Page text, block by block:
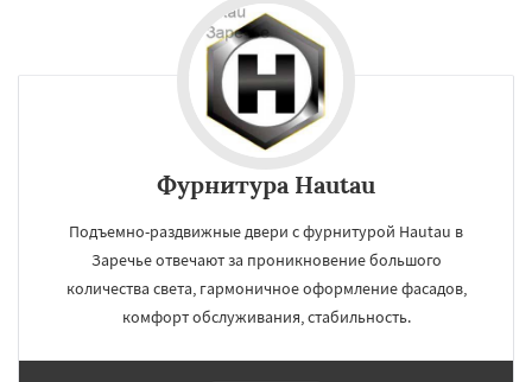
Менделеевск Михнево
Некрасовское
Октябрьский Правдинский
Родники Свердловск
Томилино Тучково
Фосфоритный
Фурнитура Hautau
Подъемно-раздвижные двери с фурнитурой Hautau в
Заречье отвечают за проникновение большого
количества света, гармоничное оформление фасадов,
комфорт обслуживания, стабильность.
Даю согласие на обработку персональных данных